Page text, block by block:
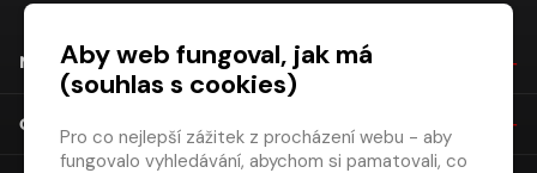
NÁKUP
O SPOLEČNOSTI
Aby web fungoval, jak má
(souhlas s cookies)
Pro co nejlepší zážitek z procházení webu - aby
fungovalo vyhledávání, abychom si pamatovali, co